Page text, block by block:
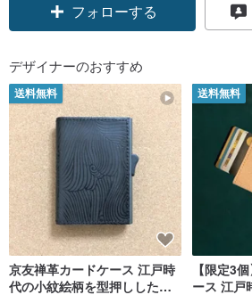
フォローする
デザイナーのおすすめ
送料無料
京友禅革カードケース 江戸時
代の小紋絵柄を型押しした京
送料無料
【限定3
ース 江戸